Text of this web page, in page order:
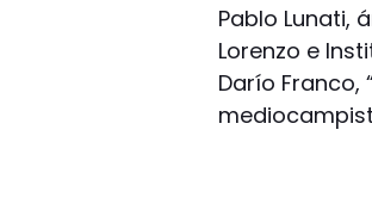
Pablo Lunati,
Lorenzo e
Darío Franco,